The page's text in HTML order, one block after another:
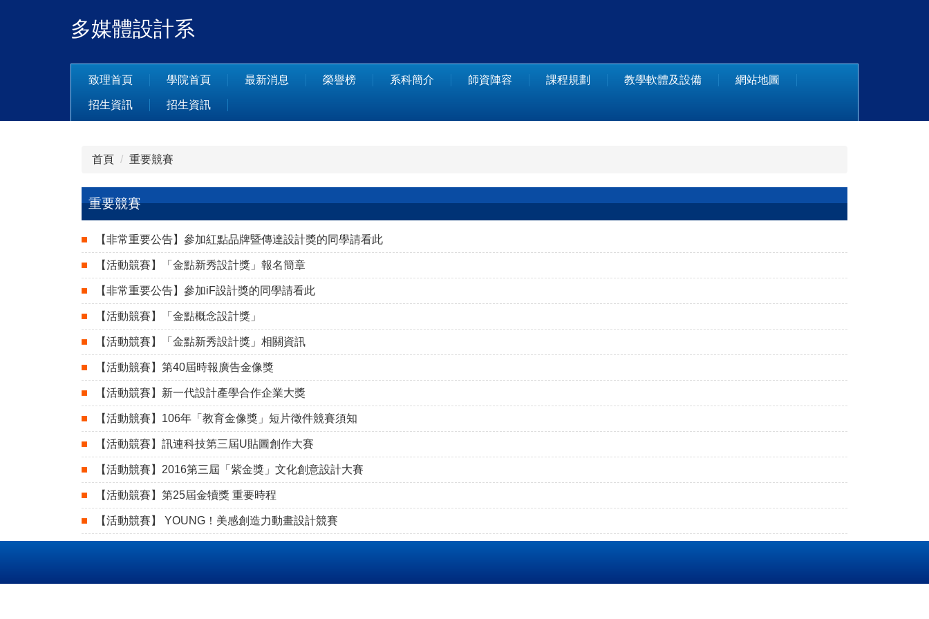
多媒體設計系
致理首頁 學院首頁 最新消息 榮譽榜 系科簡介 師資陣容 課程規劃 教學軟體及設備 網站地圖
招生資訊 招生資訊
首頁 重要競賽
重要競賽
【非常重要公告】參加紅點品牌暨傳達設計獎的同學請看此
【活動競賽】「金點新秀設計獎」報名簡章
【非常重要公告】參加iF設計獎的同學請看此
【活動競賽】「金點概念設計獎」
【活動競賽】「金點新秀設計獎」相關資訊
【活動競賽】第40屆時報廣告金像獎
【活動競賽】新一代設計產學合作企業大獎
【活動競賽】106年「教育金像獎」短片徵件競賽須知
【活動競賽】訊連科技第三屆U貼圖創作大賽
【活動競賽】2016第三屆「紫金獎」文化創意設計大賽
【活動競賽】第25屆金犢獎 重要時程
【活動競賽】 YOUNG！美感創造力動畫設計競賽